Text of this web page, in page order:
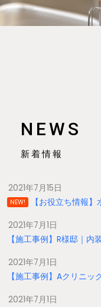
NEWS
新着情報
2021年7月15日
NEW! 【お役立ち情報
2021年7月1日
【施工事例】R様邸｜内
2021年7月1日
【施工事例】Aクリニ
2021年7月1日